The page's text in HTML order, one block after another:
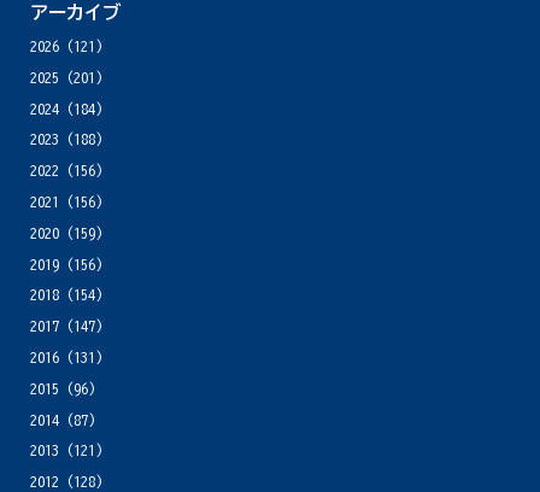
アーカイブ
2026(121)
2025 (201)
2024(184)
2023 (188)
2022 (156)
2021
(156)
2020(159)
2019(156)
2018(154)
2017(147)
2016(131)
2015 (96)
2014(87)
2013 (121)
2012 (128)